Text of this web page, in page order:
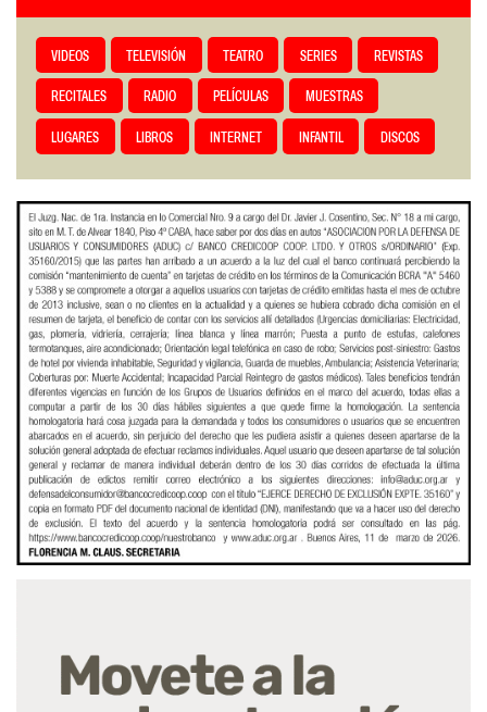
VIDEOS TELEVISIÓN TEATRO SERIES REVISTAS
RECITALES RADIO PELÍCULAS MUESTRAS
LUGARES LIBROS INTERNET INFANTIL DISCOS